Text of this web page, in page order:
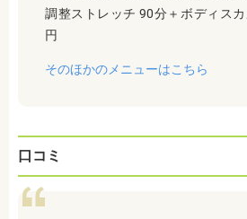
調整ストレッチ 90分＋ボディス
円
そのほかのメニューはこちら
口コミ